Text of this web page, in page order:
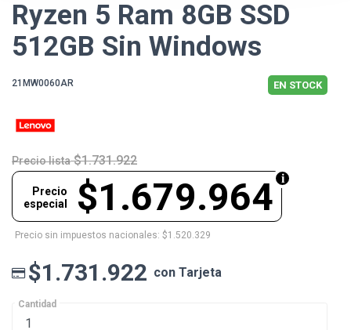
Ryzen 5 Ram 8GB SSD
512GB Sin Windows
21MW0060AR EN STOCK
Precio lista $1.731.922
$1.679.964
Precio
especial
Precio sin impuestos nacionales: $1.520.329
$1.731.922 con Tarjeta
Cantidad